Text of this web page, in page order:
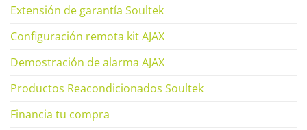
Extensión de garantía Soultek
Configuración remota kit AJAX
Demostración de alarma AJAX
Productos Reacondicionados Soultek
Financia tu compra